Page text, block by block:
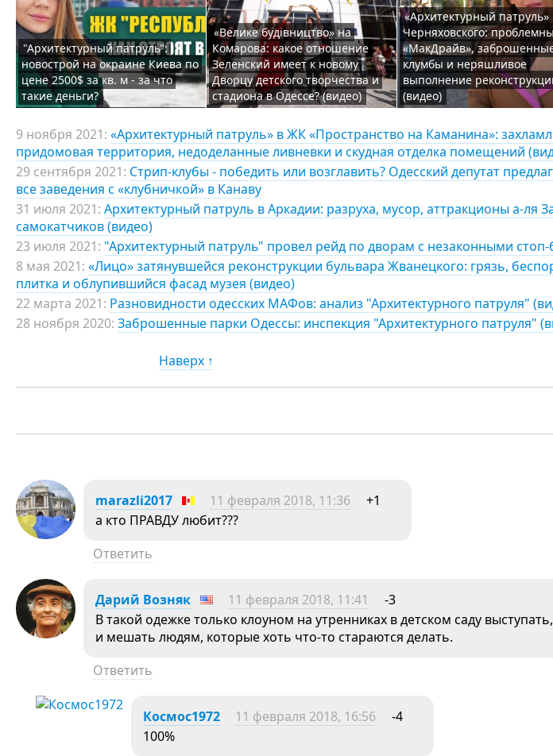
"Архитектурный патруль":
новострой на окраине Киева по
цене 2500$ за кв. м - за что
такие деньги?
«Велике будівництво» на
Комарова: какое отношение
Зеленский имеет к новому
Дворцу детского творчества и
стадиона в Одессе? (видео)
«Архитектурный патруль»
Черняховского:
«МакДрайв»,
клумбы и неряшливое
выполнение
(видео)
9 ноября 2021: «Архитектурный патруль» в ЖК «Пространство на Каманина»:
придомовая территория, недоделанные ливневки и скудная отделка помещений
29 сентября 2021: Стрип-клубы - победить или возглавить? Одесский депутат
все заведения с «клубничкой» в Канаву
31 июля 2021: Архитектурный патруль в Аркадии: разруха, мусор, аттракционы а-ля
самокатчиков (видео)
23 июля 2021: "Архитектурный патруль" провел рейд по дворам с незаконными
8 мая 2021: «Лицо» затянувшейся реконструкции бульвара Жванецкого: грязь,
плитка и облупившийся фасад музея (видео)
22 марта 2021: Разновидности одесских МАФов: анализ "Архитектурного патруля"
28 ноября 2020: Заброшенные парки Одессы: инспекция "Архитектурного патруля"
Наверх ↑
marazli2017 11 февраля 2018, 11:36
+1
а кто ПРАВДУ любит???
Ответить
Дарий Возняк 11 февраля 2018, 11:41
-3
В такой одежке только клоуном на утренниках в детском саду
и мешать людям, которые хоть что-то стараются делать.
Ответить
Космос1972 11 февраля 2018, 16:56
-4
100%